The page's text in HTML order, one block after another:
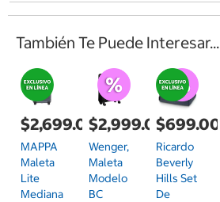
También Te Puede Interesar...
$2,699.00
MAPPA
Maleta
Lite
Mediana
$2,999.00
Wenger,
Maleta
Modelo
BC
$699.00
Ricardo
Beverly
Hills Set
De